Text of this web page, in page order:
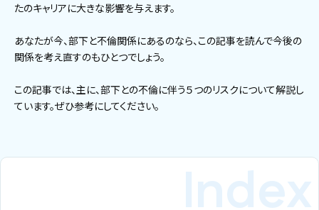
たのキャリアに大きな影響を与えます。
あなたが今、部下と不倫関係にあるのなら、この記事を読んで今後の
関係を考え直すのもひとつでしょう。
この記事では、主に、部下との不倫に伴う５つのリスクについて解説し
ています。ぜひ参考にしてください。